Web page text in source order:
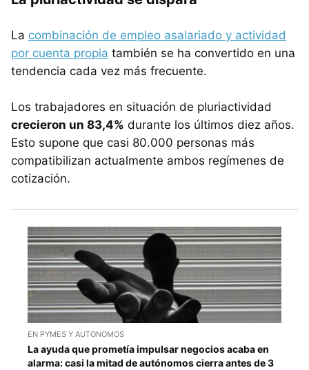
La combinación de empleo asalariado y actividad
por cuenta propia también se ha convertido en una
tendencia cada vez más frecuente.
Los trabajadores en situación de pluriactividad
crecieron un 83,4% durante los últimos diez años.
Esto supone que casi 80.000 personas más
compatibilizan actualmente ambos regímenes de
cotización.
EN PYMES Y AUTONOMOS
La ayuda que prometía impulsar negocios acaba en
alarma: casi la mitad de autónomos cierra antes de 3